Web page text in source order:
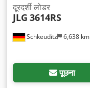
Schkeuditz 6,638 km
दूरदर्शी लोडर
JLG 3614RS
पूछना